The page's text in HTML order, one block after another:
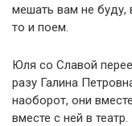
мешать вам не буду,
то и поем.
Юля со Славой
разу Галина
наоборот, они
вместе с ней в театр.